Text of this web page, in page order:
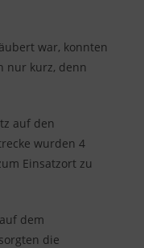
war, konnten
nur kurz, denn
auf den
wurden 4
Einsatzort zu
dem
die